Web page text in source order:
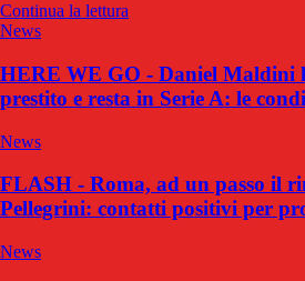
Continua la lettura
News
HERE WE GO - Daniel Maldini
prestito e resta in Serie A: le
News
FLASH - Roma, ad un passo il
Pellegrini: contatti positivi per
News